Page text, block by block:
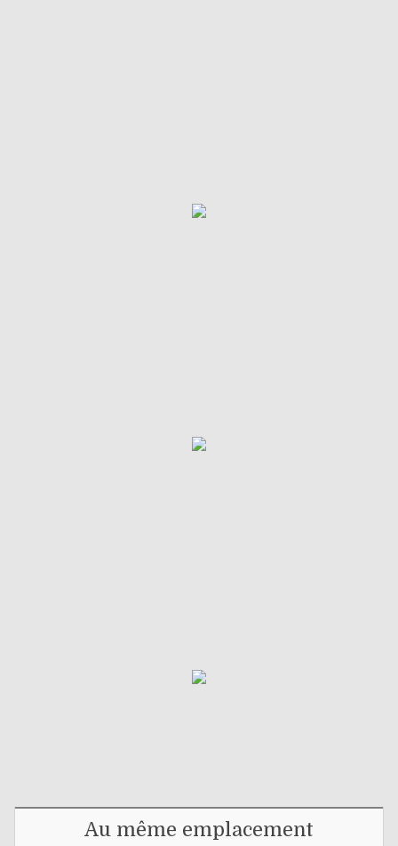
Au même emplacement